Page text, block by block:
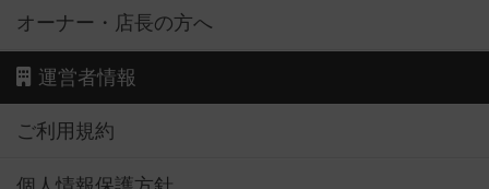
オーナー・店長の方へ
運営者情報
ご利用規約